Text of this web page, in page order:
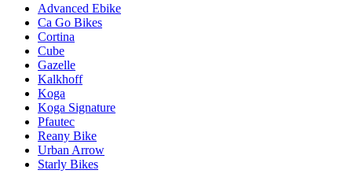
Advanced Ebike
Ca Go Bikes
Cortina
Cube
Gazelle
Kalkhoff
Koga
Koga Signature
Pfautec
Reany Bike
Urban Arrow
Starly Bikes